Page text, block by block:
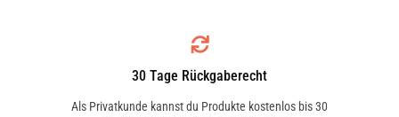
30 Tage Rückgaberecht
Als Privatkunde kannst du Produkte kostenlos bis 30